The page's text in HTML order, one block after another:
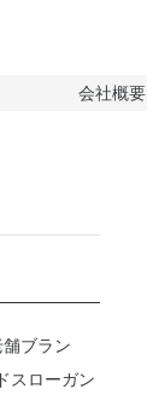
会社概要
ブラン
スローガン